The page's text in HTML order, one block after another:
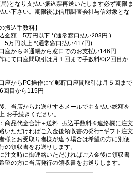
)となり支払い振込票再送いたします必ず期限ま
い下さい。期限後は信用調査会社与信対象とな
振込手数料】
金額 5万円以下 *(通常窓口払い203円 )
5万円以上 *(通常窓口払い417円)
座から※通帳から窓口でのお支払い146円
にて口座間取引は月１回まで手数料\0(2回目か
座からPC操作にて郵貯口座間取引は月５回まで
回目から115円
、当店からお送りするメールでお支払い総額を
お手続きください。
商品代金合計＋送料+振込手数料※連絡欄に注文
いただければご入金後領収書の発行=ギフト注文
様とお受取り者様が違う場合は希望の方に別便
の領収書をお送りします。
注文時に御連絡いただければご入金後に領収書
望の方に当店発行の領収書をお送りします。